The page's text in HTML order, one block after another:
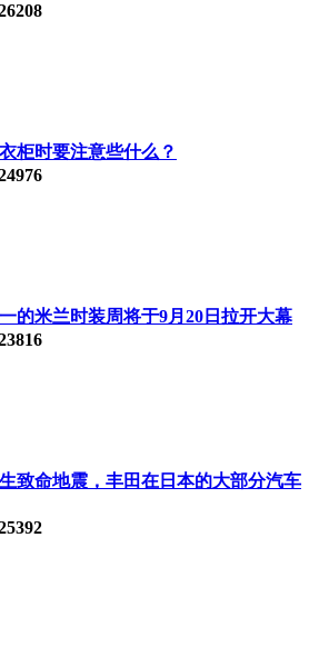
柜时要注意些什么？
的米兰时装周将于9月20日拉开大幕
致命地震，丰田在日本的大部分汽车